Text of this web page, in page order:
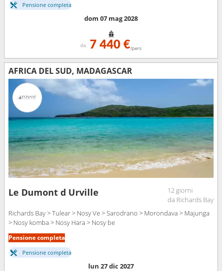
Pensione completa
dom 07 mag 2028
da 7 440 €/pers
AFRICA DEL SUD, MADAGASCAR
Le Dumont d Urville
12 giorni
da Richards Bay
Richards Bay > Tulear > Nosy Ve > Sarodrano > Morondava > Majunga
> Nosy komba > Nosy Hara > Nosy be
Pensione completa
Pensione completa
lun 27 dic 2027